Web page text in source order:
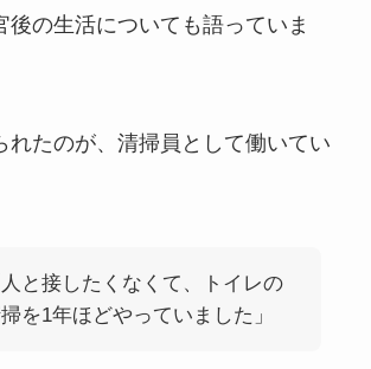
後の生活についても語っていま
れたのが、清掃員として働いてい
人と接したくなくて、トイレの
を1年ほどやっていました」